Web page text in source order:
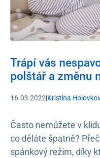
Trápí vás
polštář a změnu
16.03.2022|Kristína
Často nemůžete v
co děláte špatně?
spánkový režim, díky